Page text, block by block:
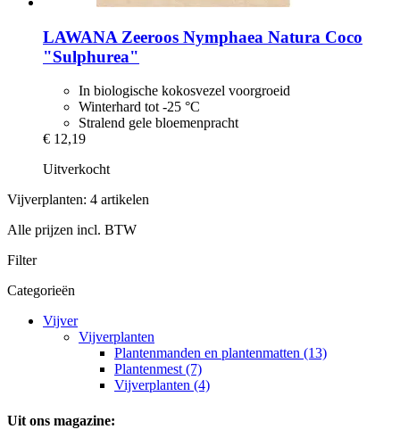
LAWANA Zeeroos Nymphaea Natura Coco
"Sulphurea"
In biologische kokosvezel voorgroeid
Winterhard tot -25 °C
Stralend gele bloemenpracht
€ 12,19
Uitverkocht
Vijverplanten: 4 artikelen
Alle prijzen incl. BTW
Filter
Categorieën
Vijver
Vijverplanten
Plantenmanden en plantenmatten (13)
Plantenmest (7)
Vijverplanten (4)
Uit ons magazine: